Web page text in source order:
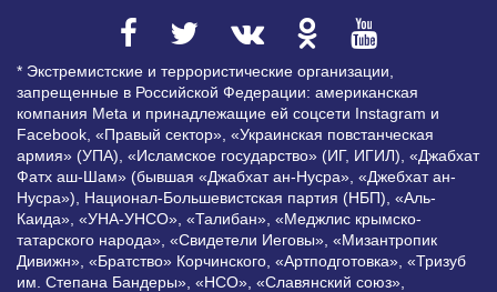
* Экстремистские и террористические организации,
запрещенные в Российской Федерации: американская
компания Meta и принадлежащие ей соцсети Instagram и
Facebook, «Правый сектор», «Украинская повстанческая
армия» (УПА), «Исламское государство» (ИГ, ИГИЛ), «Джабхат
Фатх аш-Шам» (бывшая «Джабхат ан-Нусра», «Джебхат ан-
Нусра»), Национал-Большевистская партия (НБП), «Аль-
Каида», «УНА-УНСО», «Талибан», «Меджлис крымско-
татарского народа», «Свидетели Иеговы», «Мизантропик
Дивижн», «Братство» Корчинского, «Артподготовка», «Тризуб
им. Степана Бандеры», «НСО», «Славянский союз»,